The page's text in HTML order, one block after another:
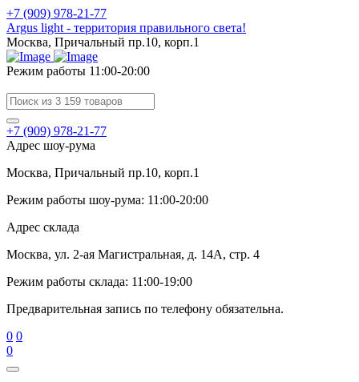
+7 (909) 978-21-77
Argus light - территория правильного света!
Москва, Причальный пр.10, корп.1
Режим работы 11:00-20:00
+7 (909) 978-21-77
Адрес шоу-рума
Москва, Причальный пр.10, корп.1
Режим работы шоу-рума: 11:00-20:00
Адрес склада
Москва, ул. 2-ая Магистральная, д. 14А, стр. 4
Режим работы склада: 11:00-19:00
Предварительная запись по телефону обязательна.
0 0
0